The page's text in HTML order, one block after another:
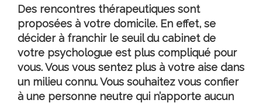
Des rencontres thérapeutiques sont
proposées à votre domicile. En effet, se
décider à franchir le seuil du cabinet de
votre psychologue est plus compliqué pour
vous. Vous vous sentez plus à votre aise dans
un milieu connu. Vous souhaitez vous confier
à une personne neutre qui n’apporte aucun